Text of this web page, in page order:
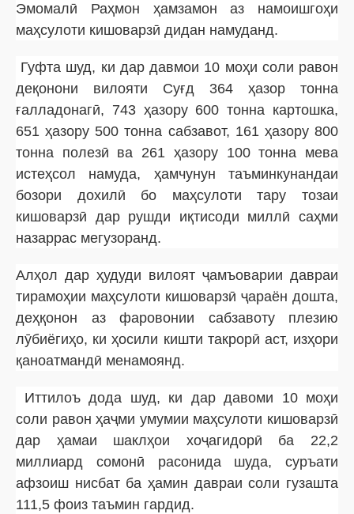
Эмомалӣ Раҳмон ҳамзамон аз намоишгоҳи
маҳсулоти кишоварзӣ дидан намуданд.
Гуфта шуд, ки дар давмои 10 моҳи соли равон
деқонони вилояти Суғд 364 ҳазор тонна
ғалладонагӣ, 743 ҳазору 600 тонна картошка,
651 ҳазору 500 тонна сабзавот, 161 ҳазору 800
тонна полезӣ ва 261 ҳазору 100 тонна мева
истеҳсол намуда, ҳамчунун таъминкунандаи
бозори дохилӣ бо маҳсулоти тару тозаи
кишоварзӣ дар рушди иқтисоди миллӣ саҳми
назаррас мегузоранд.
Алҳол дар ҳудуди вилоят ҷамъоварии давраи
тирамоҳии маҳсулоти кишоварзӣ ҷараён дошта,
деҳқонон аз фаровонии сабзавоту плезию
лӯбиёгиҳо, ки ҳосили кишти такрорӣ аст, изҳори
қаноатмандӣ менамоянд.
Иттилоъ дода шуд, ки дар давоми 10 моҳи
соли равон ҳаҷми умумии маҳсулоти кишоварзӣ
дар ҳамаи шаклҳои хоҷагидорӣ ба 22,2
миллиард сомонӣ расонида шуда, суръати
афзоиш нисбат ба ҳамин давраи соли гузашта
111,5 фоиз таъмин гардид.